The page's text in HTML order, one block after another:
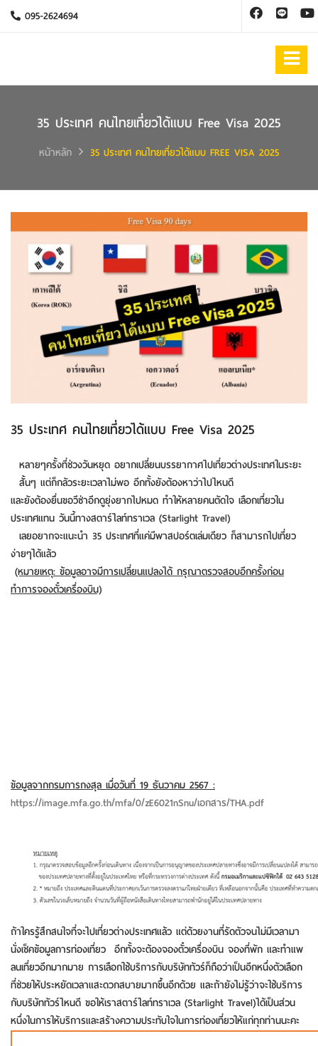
095-2624694
35 ประเทศ คนไทยเที่ยวได้แบบ Free Visa 2025
หน้าหลัก 35 ประเทศ คนไทยเที่ยวได้แบบ FREE VISA 2025
35 ประเทศ คนไทยเที่ยวได้แบบ Free Visa 2025
หลายๆครั้งที่ช่วงวันหยุด อยากเปลี่ยนบรรยากาศไปเที่ยวต่างประเทศในระยะ
สั้นๆ แต่ก็กลัวระยะเวลาไม่พอ อีกทั้งยังต้องหาว่าไปไหนดี
และยังต้องยื่นขอวีซ่าอีกดูยุ่งยากไปหมด ทำให้หลายคนตัดใจ เลือกเที่ยวใน
ประเทศแทน วันนี้ทางสตาร์ไลท์ทราเวล (Starlight Travel)
เลยอยากจะแนะนำ 35 ประเทศที่แค่มีพาสปอร์ตเล่มเดียว ก็สามารถไปเที่ยว
ง่ายๆได้แล้ว
(หมายเหตุ: ข้อมูลอาจมีการเปลี่ยนแปลงได้ กรุณาตรวจสอบอีกครั้งก่อน
ทำการจองตั๋วเครื่องบิน)
ข้อมูลจากกรมการกงสุล เมื่อวันที่19 ธันวาคม 2567 :
https://image.mfa.go.th/mfa/0/zE6021nSnu/เอกสาร/THA.pdf
ถ้าใครรู้สึกสนใจที่จะไปเที่ยวต่างประเทศแล้ว แต่ด้วยงานที่รัดตัวจนไม่มีเวลามา
นั่งเช็คข้อมูลการท่องเที่ยว อีกทั้งจะต้องจองตั๋วเครื่องบิน จองที่พัก และทำแพ
ลนเที่ยวอีกมากมาย การเลือกใช้บริการกับบริษัททัวร์ก็ถือว่าเป็นอีกหนึ่งตัวเลือก
ที่ช่วยให้ประหยัดเวลาแสะดวกสบายมากขึ้นอีกด้วย และถ้ายังไม่รู้ว่าจะใช้บริการ
กับบริษัททัวร์ไหนดี ขอให้เราสตาร์ไลท์ทราเวล (Starlight Travel)ได้เป็นส่วน
หนึ่งในการให้บริการและสร้างความประทับใจในการท่องเที่ยวให้แก่ทุกท่านนะคะ